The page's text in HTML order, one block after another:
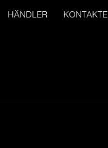
HÄNDLER KONTAKTE